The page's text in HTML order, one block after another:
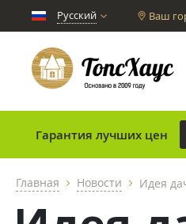
Русский Ваш
Гарантия лучших цен
Главная chevron_right Новости chevron_right Идея